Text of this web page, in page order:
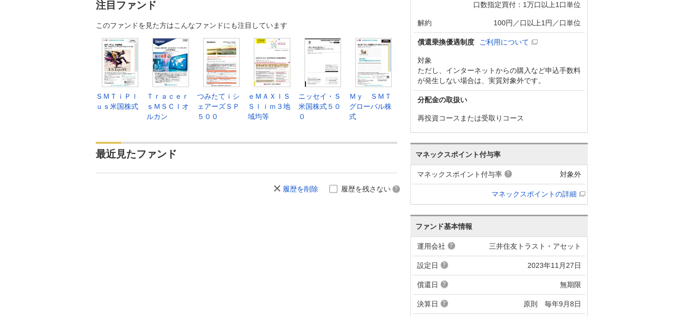
注目ファンド
このファンドを見た方はこんなファンドにも注目しています
ＳＭＴｉＰｌ
ｕｓ米国株式
Ｔｒａｃｅｒ
ｓＭＳＣＩオ
ルカン
つみたてｉシ
ェアーズＳＰ
５００
ｅＭＡＸＩＳ
Ｓｌｉｍ３地
域均等
ニッセイ・Ｓ
米国株式５０
０
Ｍｙ ＳＭＴ
グローバル株
式
最近見たファンド
履歴を削除 履歴を残さない
口数指定買付：1万口以上1口単位
解約 100円／口以上1円／口単位
償還乗換優遇制度 ご利用について
対象
ただし、インターネットからの購入など申込手数料
が発生しない場合は、実質対象外です。
分配金の取扱い
再投資コースまたは受取りコース
マネックスポイント付与率
マネックスポイント付与率 対象外
マネックスポイントの詳細
ファンド基本情報
運用会社 三井住友トラスト・アセット
設定日 2023年11月27日
償還日 無期限
決算日 原則 毎年9月8日